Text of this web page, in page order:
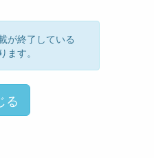
が終了している
ます。
る